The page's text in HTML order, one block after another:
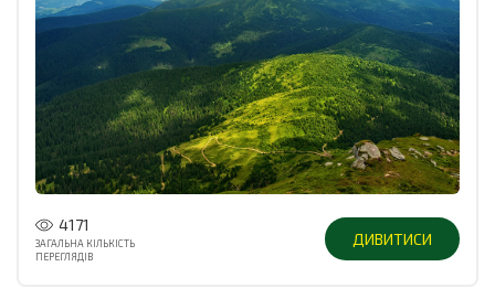
4171
ЗАГАЛЬНА КІЛЬКІСТЬ
ПЕРЕГЛЯДІВ
ДИВИТИСИ